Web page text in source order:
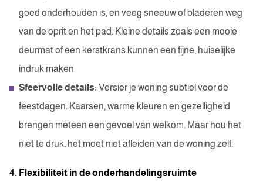
goed onderhouden is, en veeg sneeuw of bladeren weg
van de oprit en het pad. Kleine details zoals een mooie
deurmat of een kerstkrans kunnen een fijne, huiselijke
indruk maken.
Sfeervolle details: Versier je woning subtiel voor de
feestdagen. Kaarsen, warme kleuren en gezelligheid
brengen meteen een gevoel van welkom. Maar hou het
niet te druk; het moet niet afleiden van de woning zelf.
4. Flexibiliteit in de onderhandelingsruimte